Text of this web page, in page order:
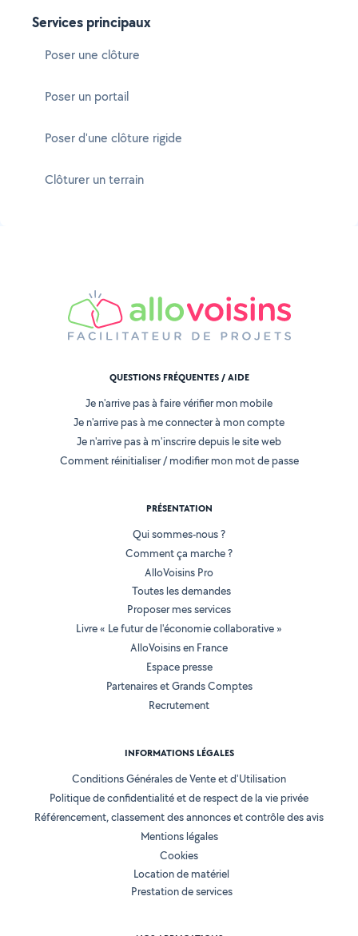
Services principaux
Poser une clôture
Poser un portail
Poser d'une clôture rigide
Clôturer un terrain
QUESTIONS FRÉQUENTES / AIDE
Je n'arrive pas à faire vérifier mon mobile
Je n'arrive pas à me connecter à mon compte
Je n'arrive pas à m'inscrire depuis le site web
Comment réinitialiser / modifier mon mot de passe
PRÉSENTATION
Qui sommes-nous ?
Comment ça marche ?
AlloVoisins Pro
Toutes les demandes
Proposer mes services
Livre « Le futur de l'économie collaborative »
AlloVoisins en France
Espace presse
Partenaires et Grands Comptes
Recrutement
INFORMATIONS LÉGALES
Conditions Générales de Vente et d'Utilisation
Politique de confidentialité et de respect de la vie privée
Référencement, classement des annonces et contrôle des avis
Mentions légales
Cookies
Location de matériel
Prestation de services